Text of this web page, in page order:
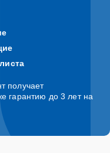
получает
гарантию до 3 лет на